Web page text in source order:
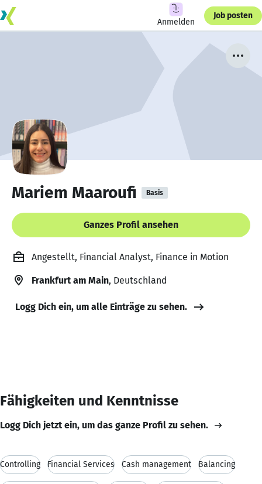
Anmelden
Job posten
Mariem Maaroufi Basis
Ganzes Profil ansehen
Angestellt, Financial Analyst, Finance in Motion
Frankfurt am Main, Deutschland
Logg Dich ein, um alle Einträge zu sehen.
Fähigkeiten und Kenntnisse
Logg Dich jetzt ein, um das ganze Profil zu sehen.
Controlling Financial Services Cash management Balancing